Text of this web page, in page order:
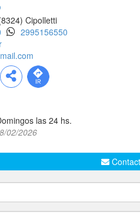
Cipolletti
2995156550
las 24 hs.
02/2026